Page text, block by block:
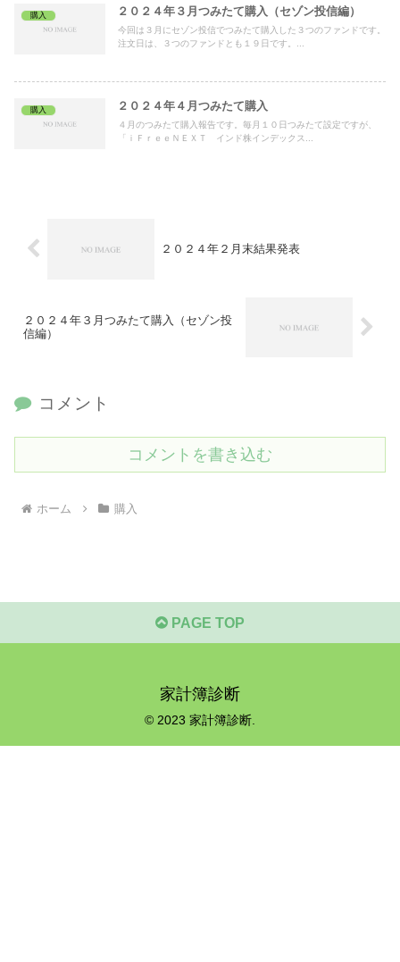
購入 ２０２４年３月つみたて購入（セゾン投信編）
今回は３月にセゾン投信でつみたて購入した３つのファンドです。
注文日は、３つのファンドとも１９日です。...
購入 ２０２４年４月つみたて購入
４月のつみたて購入報告です。毎月１０日つみたて設定ですが、
「ｉＦｒｅｅＮＥＸＴ インド株インデックス...
２０２４年２月末結果発表
２０２４年３月つみたて購入（セゾン投
信編）
コメント
コメントを書き込む
ホーム 購入
PAGE TOP
家計簿診断
© 2023 家計簿診断.